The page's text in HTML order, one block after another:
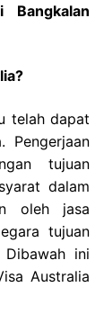
telah dapat
Pengerjaan
tujuan
dalam
oleh jasa
tujuan
Dibawah ini
Australia